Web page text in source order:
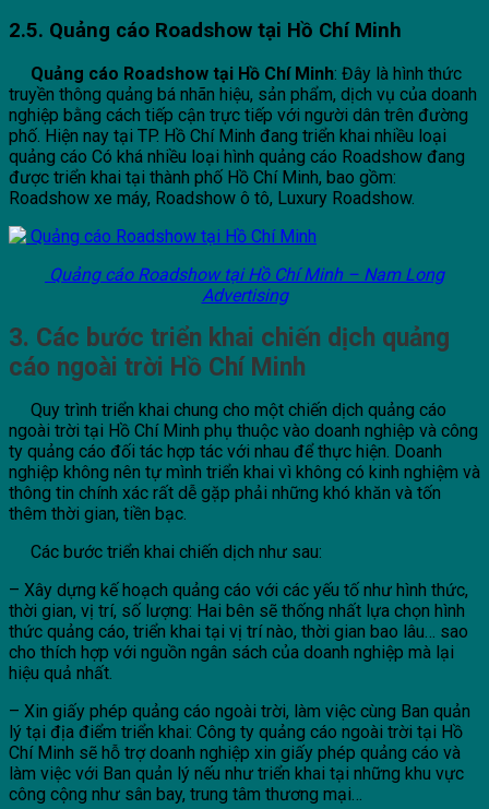
2.5. Quảng cáo Roadshow tại Hồ Chí Minh
Quảng cáo Roadshow tại Hồ Chí Minh: Đây là hình thức
truyền thông quảng bá nhãn hiệu, sản phẩm, dịch vụ của doanh
nghiệp bằng cách tiếp cận trực tiếp với người dân trên đường
phố. Hiện nay tại TP. Hồ Chí Minh đang triển khai nhiều loại
quảng cáo Có khá nhiều loại hình quảng cáo Roadshow đang
được triển khai tại thành phố Hồ Chí Minh, bao gồm:
Roadshow xe máy, Roadshow ô tô, Luxury Roadshow.
Quảng cáo Roadshow tại Hồ Chí Minh – Nam Long
Advertising
3. Các bước triển khai chiến dịch quảng
cáo ngoài trời Hồ Chí Minh
Quy trình triển khai chung cho một chiến dịch quảng cáo
ngoài trời tại Hồ Chí Minh phụ thuộc vào doanh nghiệp và công
ty quảng cáo đối tác hợp tác với nhau để thực hiện. Doanh
nghiệp không nên tự mình triển khai vì không có kinh nghiệm và
thông tin chính xác rất dễ gặp phải những khó khăn và tốn
thêm thời gian, tiền bạc.
Các bước triển khai chiến dịch như sau:
– Xây dựng kế hoạch quảng cáo với các yếu tố như hình thức,
thời gian, vị trí, số lượng: Hai bên sẽ thống nhất lựa chọn hình
thức quảng cáo, triển khai tại vị trí nào, thời gian bao lâu… sao
cho thích hợp với nguồn ngân sách của doanh nghiệp mà lại
hiệu quả nhất.
– Xin giấy phép quảng cáo ngoài trời, làm việc cùng Ban quản
lý tại địa điểm triển khai: Công ty quảng cáo ngoài trời tại Hồ
Chí Minh sẽ hỗ trợ doanh nghiệp xin giấy phép quảng cáo và
làm việc với Ban quản lý nếu như triển khai tại những khu vực
công cộng như sân bay, trung tâm thương mại…